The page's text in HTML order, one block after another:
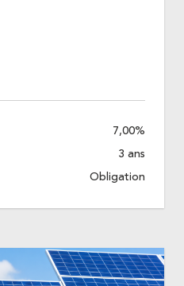
7,00%
3 ans
Obligation